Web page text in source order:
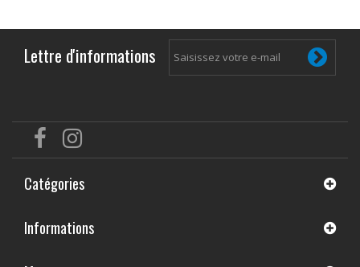
Lettre d'informations
Catégories
Informations